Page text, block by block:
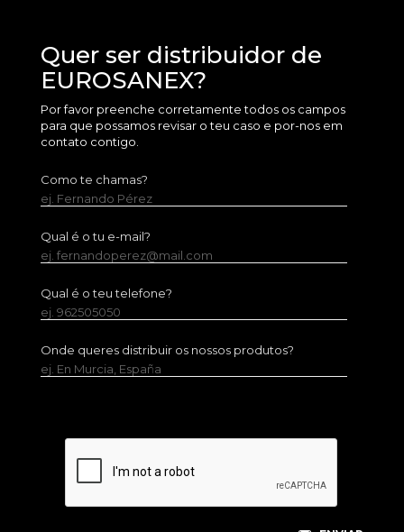
Quer ser distribuidor de
EUROSANEX?
Por favor preenche corretamente todos os campos
para que possamos revisar o teu caso e por-nos em
contato contigo.
Como te chamas?
ej. Fernando Pérez
Qual é o tu e-mail?
ej. fernandoperez@mail.com
Qual é o teu telefone?
ej. 962505050
Onde queres distribuir os nossos produtos?
ej. En Murcia, España